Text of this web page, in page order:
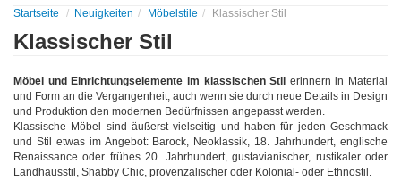
Startseite Neuigkeiten Möbelstile Klassischer Stil
Klassischer Stil
Möbel und Einrichtungselemente im klassischen Stil erinnern in Material
und Form an die Vergangenheit, auch wenn sie durch neue Details in Design
und Produktion den modernen Bedürfnissen angepasst werden.
​Klassische Möbel sind äußerst vielseitig und haben für jeden Geschmack
und Stil etwas im Angebot: Barock, Neoklassik, 18. Jahrhundert, englische
Renaissance oder frühes 20. Jahrhundert, gustavianischer, rustikaler oder
Landhausstil, Shabby Chic, provenzalischer oder Kolonial- oder Ethnostil.